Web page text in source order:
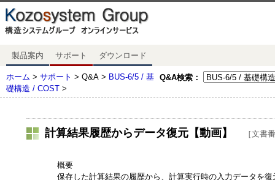
製品案内 サポート ダウンロード
Q&A検索：
ホーム > サポート > Q&A > BUS-6/5 / 基
礎構造 / COST >
計算結果履歴からデータ復元【動画】 ［文書
概要
保存した計算結果の履歴から、計算実行時の入力データを